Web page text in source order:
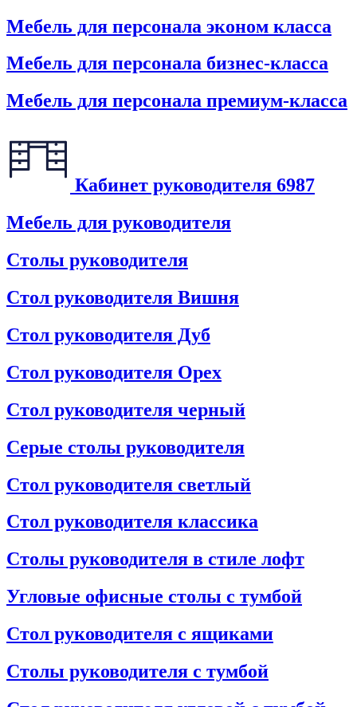
Мебель для персонала эконом класса
Мебель для персонала бизнес-класса
Мебель для персонала премиум-класса
Кабинет руководителя 6987
Мебель для руководителя
Столы руководителя
Стол руководителя Вишня
Стол руководителя Дуб
Стол руководителя Орех
Стол руководителя черный
Серые столы руководителя
Стол руководителя светлый
Стол руководителя классика
Столы руководителя в стиле лофт
Угловые офисные столы с тумбой
Стол руководителя с ящиками
Столы руководителя с тумбой